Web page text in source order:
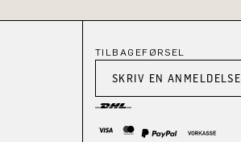
TILBAGEFØRSEL
SKRIV EN ANMELDELSE